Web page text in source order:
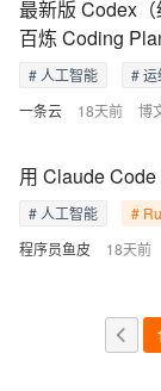
一条云 18天前 博
最新版 Codex
百炼 Coding
# 人工智能 # 运
程序员鱼皮 18天前
用 Claude Code
# 人工智能 #
1